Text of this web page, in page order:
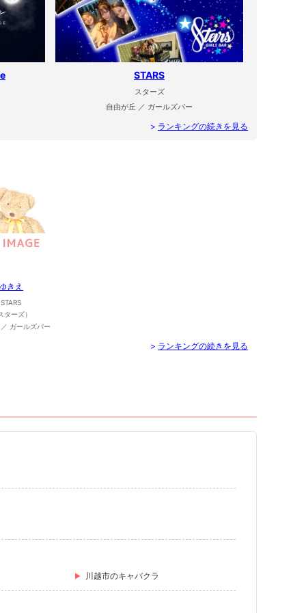
STARS
スターズ
自由が丘 ／ ガールズバー
> ランキングの続きを見る
きえ
STARS
ターズ）
ガールズバー
> ランキングの続きを見る
川越市のキャバクラ